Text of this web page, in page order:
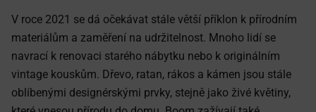
V roce 2021 se dá očekávat stále větší příklon k přírodním
materiálům a zaměření na udržitelnost. Mnoho lidí se
navrací k renovaci starého nábytku nebo k originálním
vintage kouskům. Dřevo, ratan, rákos a kámen jsou stále
oblíbenými designérskými prvky, stejně jako živé květiny,